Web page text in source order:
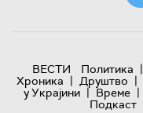
ВЕСТИ Политика |
Хроника | Друштво |
у Украјини | Време |
Подкаст